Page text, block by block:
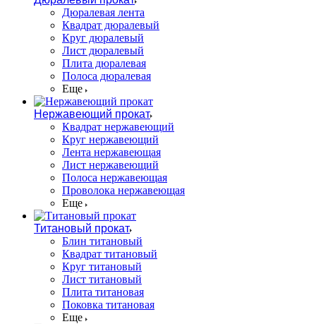
Дюралевая лента
Квадрат дюралевый
Круг дюралевый
Лист дюралевый
Плита дюралевая
Полоса дюралевая
Еще
Нержавеющий прокат
Квадрат нержавеющий
Круг нержавеющий
Лента нержавеющая
Лист нержавеющий
Полоса нержавеющая
Проволока нержавеющая
Еще
Титановый прокат
Блин титановый
Квадрат титановый
Круг титановый
Лист титановый
Плита титановая
Поковка титановая
Еще